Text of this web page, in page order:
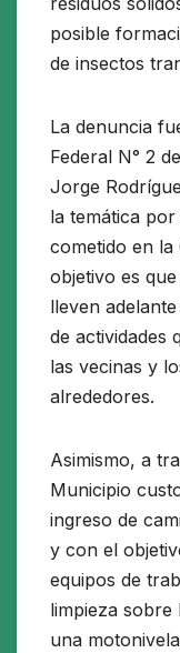
posible
de insectos
La denuncia
Federal N° 2
Jorge
la temática
cometido en la
objetivo es
lleven
de actividades
las vecinas y
alrededores.
Asimismo, a
Municipio
ingreso de
y con el
equipos de
limpieza
una